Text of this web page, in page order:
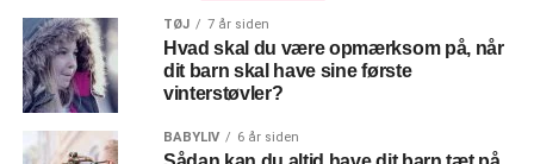
TØJ 7 år siden
Hvad skal du være opmærksom på, når
dit barn skal have sine første
vinterstøvler?
BABYLIV 6 år siden